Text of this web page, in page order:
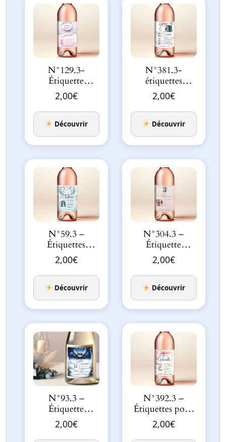
N°129.3-
Étiquette
bouteille
Original Rose
Poudré Bébé…
2,00€
Découvrir
N°381.3-
étiquettes
bouteille Petit
Ourson attrape-
rêv…
2,00€
Découvrir
N°59.3 –
Étiquettes
bouteille ange,
Naissance de…
2,00€
Découvrir
N°304.3 –
Étiquette
bouteille Duo
Céleste rose p…
2,00€
Découvrir
N°93.3 –
Étiquette
bouteille Nuit
étoilé naiss…
2,00€
N°392.3 –
Étiquettes pour
bouteille Céleste
Rose…
2,00€